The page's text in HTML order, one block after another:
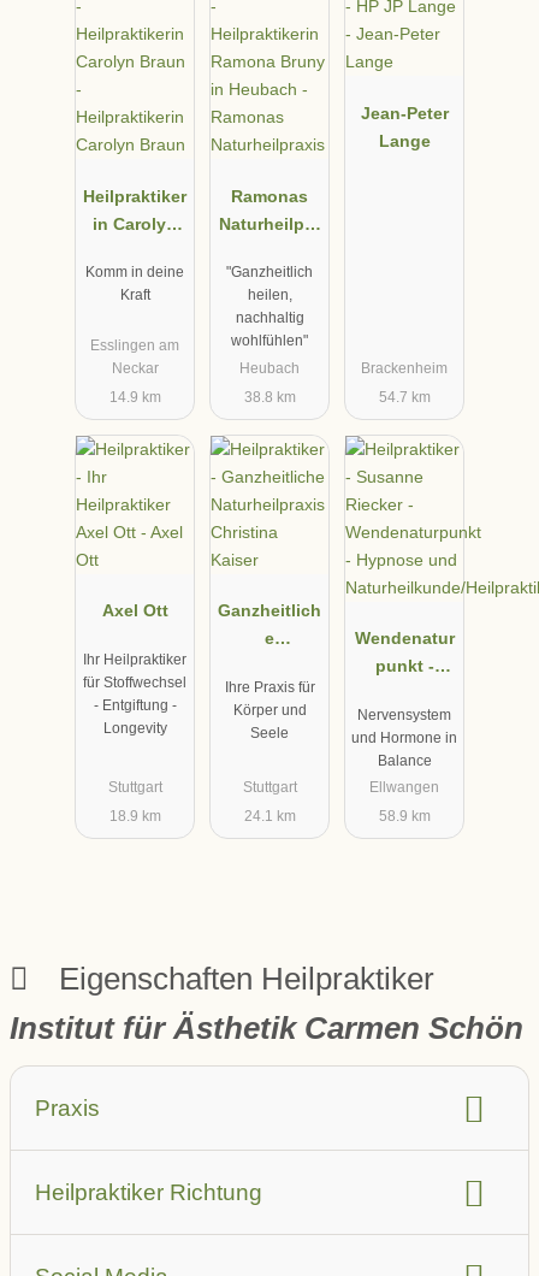
Heilpraktiker
in Carolyn
Komm in deine
Kraft
Esslingen am
Neckar
14.9 km
Ramonas
Naturheilpra
"Ganzheitlich
heilen,
nachhaltig
wohlfühlen"
Heubach
38.8 km
Jean-Peter
Lange
Brackenheim
54.7 km
Axel Ott
Ihr Heilpraktiker
für Stoffwechsel
- Entgiftung -
Longevity
Stuttgart
18.9 km
Ganzheitlich
e
xis Christina
Kaiser
Ihre Praxis für
Körper und
Seele
Stuttgart
24.1 km
Wendenatur
punkt -
und
Naturheilkun
Nervensystem
und Hormone in
Balance
Ellwangen
58.9 km
Eigenschaften Heilpraktiker
Institut für Ästhetik Carmen Schön
Praxis
Heilpraktiker Richtung